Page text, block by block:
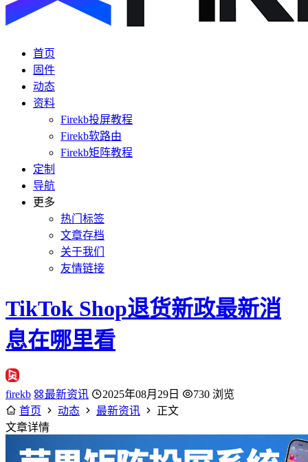
首页
固件
动态
资料
Firekb投屏教程
Firekb软路由
Firekb矩阵教程
定制
导航
更多
热门标签
文章存档
关于我们
友情链接
TikTok Shop退货新政最新消
息在哪里看
firekb 最新资讯 2025年08月29日
730 浏览
首页
动态 最新资讯
正文
文章详情